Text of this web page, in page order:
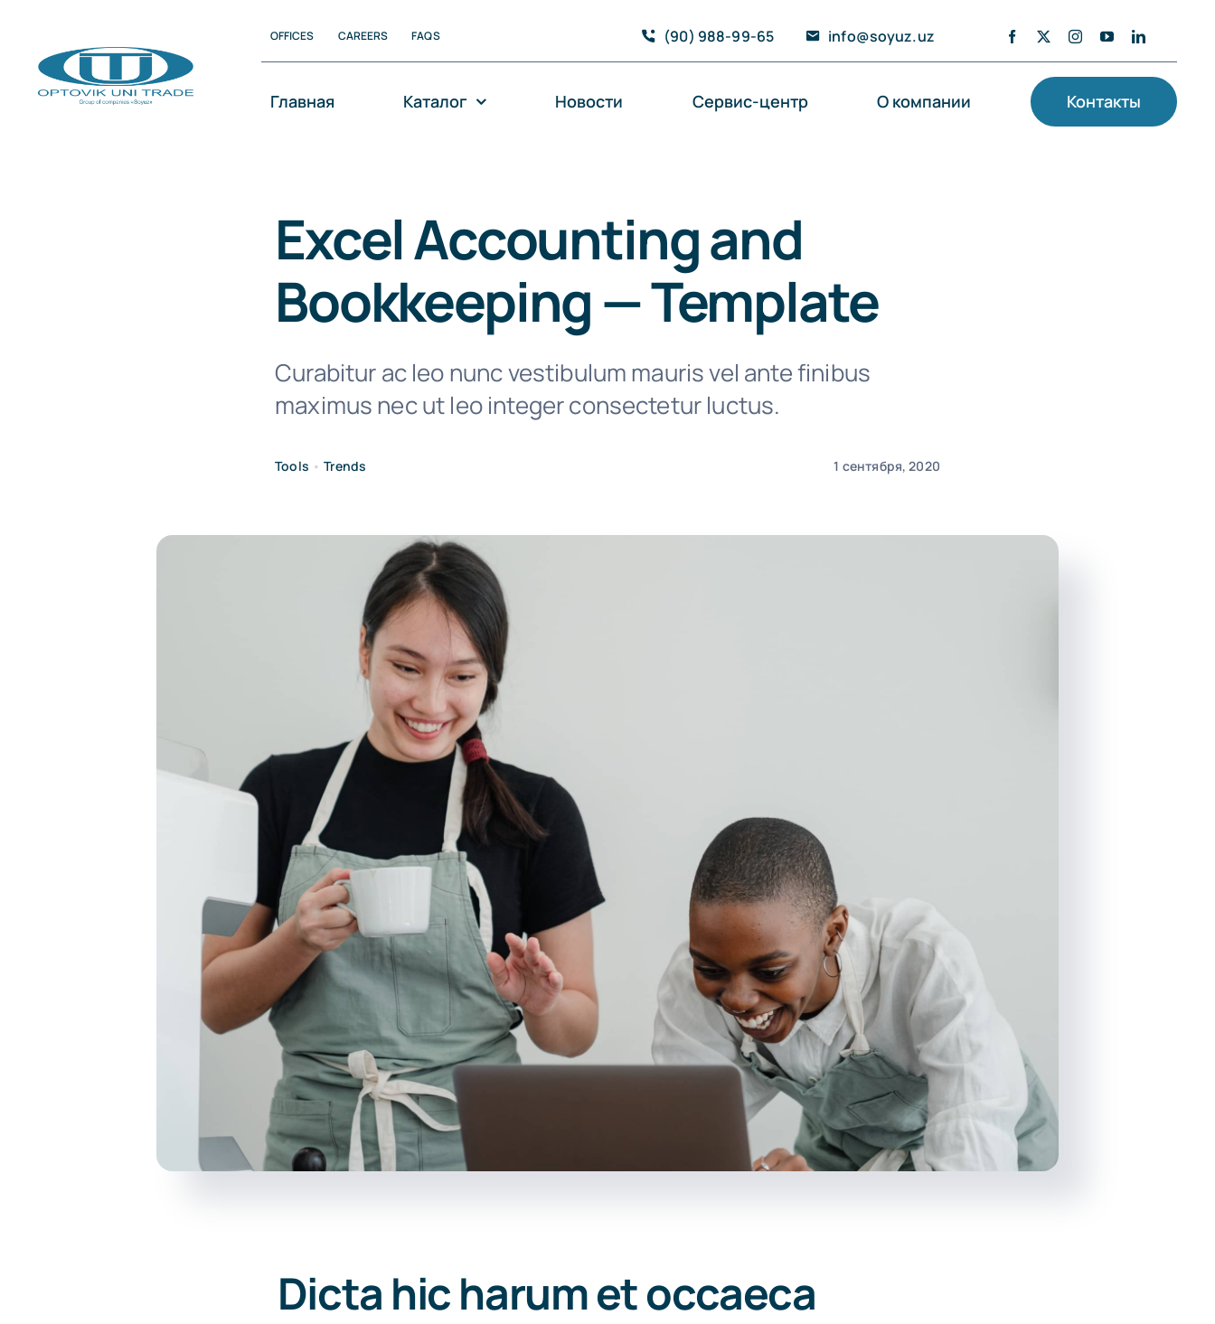
Контенту
OFFICES CAREERS FAQS (90) 988-99-65 info@soyuz.uz
Главная Каталог Новости Сервис-центр О компании Контакты
Excel Accounting and
Bookkeeping — Template
Curabitur ac leo nunc vestibulum mauris vel ante finibus
maximus nec ut leo integer consectetur luctus.
Tools •Trends 1 сентября, 2020
Dicta hic harum et occaeca